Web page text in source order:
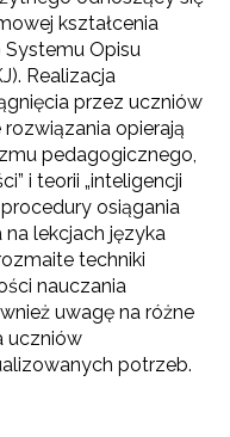
kształcenia
Opisu
Realizacja
przez uczniów
opierają
pedagogicznego,
i teorii „inteligencji
osiągania
lekcjach języka
techniki
nauczania
uwagę na różne
uczniów
potrzeb.